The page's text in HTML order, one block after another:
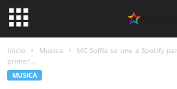
Inicio Musica
MC Soffia se une a Spotify
primer...
MUSICA